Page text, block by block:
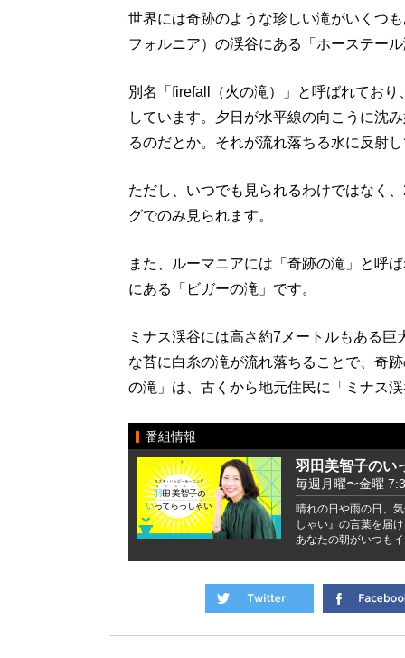
世界には奇跡のような珍しい滝がいくつ
フォルニア）の渓谷にある「ホーステー
別名「firefall（火の滝）」と呼ばれてお
しています。夕日が水平線の向こうに沈
るのだとか。それが流れ落ちる水に反射
ただし、いつでも見られるわけではなく
グでのみ見られます。
また、ルーマニアには「奇跡の滝」と呼
にある「ビガーの滝」です。
ミナス渓谷には高さ約7メートルもある
な苔に白糸の滝が流れ落ちることで、奇
の滝」は、古くから地元住民に「ミナス
番組情報
羽田美智子のい
毎週月曜〜金曜
晴れの日や雨の日、
しゃい』の言葉を届
あなたの朝がいつも